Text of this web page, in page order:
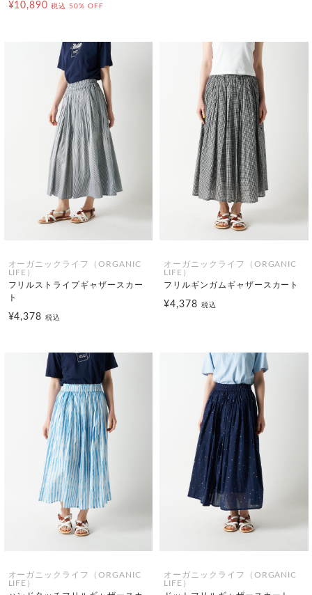
¥10,890 税込 50% OFF
オーガニックライフ（ORGANIC
LIFE）
フリルストライプギャザースカー
ト
¥4,378税込
オーガニックライフ（ORGANIC
LIFE）
フリルギンガムギャザースカート
¥4,378 税込
オーガニックライフ（ORGANIC
LIFE）
オーガニックライフ（ORGANIC
LIFE）